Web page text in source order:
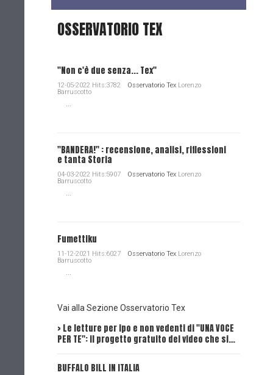
OSSERVATORIO TEX
"Non c'è due senza... Tex"
12-05-2022 Hits:3782 Osservatorio Tex Lorenzo
Barruscotto
"BANDERA!" : recensione, analisi, riflessioni
e tanta Storia
04-03-2022 Hits:5907 Osservatorio Tex Lorenzo
Barruscotto
Fumettiku
11-12-2021 Hits:6027 Osservatorio Tex Lorenzo
Barruscotto
Vai alla Sezione Osservatorio Tex
> Le letture per ipo e non vedenti di "UNA VOCE
PER TE": il progetto gratuito dei video che si…
BUFFALO BILL IN ITALIA